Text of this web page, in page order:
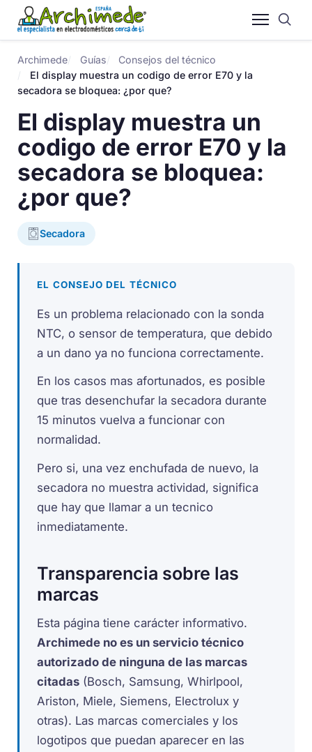
Archimede Guías
Consejos del técnico
El display muestra un codigo de error E70 y la
secadora se bloquea: ¿por que?
El display muestra un
codigo de error E70 y la
secadora se bloquea:
¿por que?
Secadora
EL CONSEJO DEL TÉCNICO
Es un problema relacionado con la sonda
NTC, o sensor de temperatura, que debido
a un dano ya no funciona correctamente.
En los casos mas afortunados, es posible
que tras desenchufar la secadora durante
15 minutos vuelva a funcionar con
normalidad.
Pero si, una vez enchufada de nuevo, la
secadora no muestra actividad, significa
que hay que llamar a un tecnico
inmediatamente.
Transparencia sobre las
marcas
Esta página tiene carácter informativo.
Archimede no es un servicio técnico
autorizado de ninguna de las marcas
citadas (Bosch, Samsung, Whirlpool,
Ariston, Miele, Siemens, Electrolux y
otras). Las marcas comerciales y los
logotipos que puedan aparecer en las